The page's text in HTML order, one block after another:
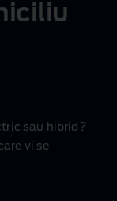
sau hibrid?
vi se